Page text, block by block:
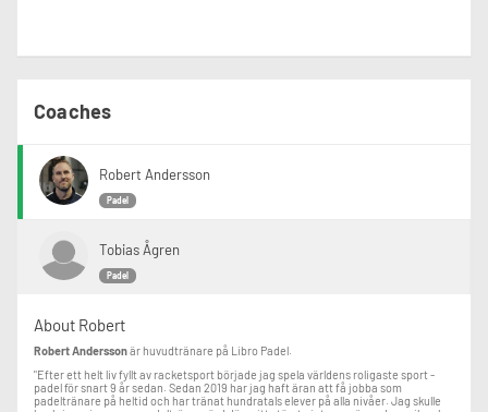
Coaches
Robert Andersson
Padel
Tobias Ågren
Padel
About Robert
Robert Anderssonär huvudtränare på Libro Padel.
"Efter ett helt liv fyllt av racketsport började jag spela världens roligaste sport -
padel för snart 9 år sedan. Sedan 2019 har jag haft äran att få jobba som
padeltränare på heltid och har tränat hundratals elever på alla nivåer. Jag skulle